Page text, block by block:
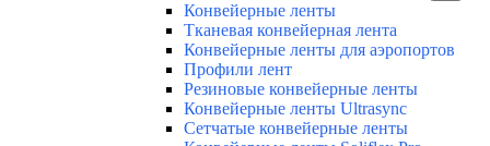
Конвейерные ленты
Тканевая конвейерная лента
Конвейерные ленты для аэропортов
Профили лент
Резиновые конвейерные ленты
Конвейерные ленты Ultrasync
Сетчатые конвейерные ленты